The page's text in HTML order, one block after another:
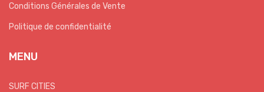
Conditions Générales de Vente
Politique de confidentialité
MENU
SURF CITIES